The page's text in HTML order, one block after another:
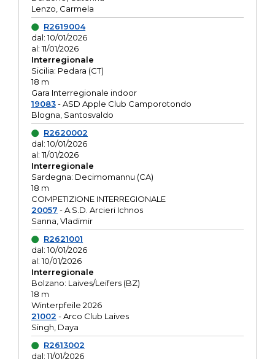
Lenzo, Carmela
R2619004
dal: 10/01/2026
al: 11/01/2026
Interregionale
Sicilia: Pedara (CT)
18 m
Gara Interregionale indoor
19083- ASD Apple Club Camporotondo
Blogna, Santosvaldo
R2620002
dal: 10/01/2026
al: 11/01/2026
Interregionale
Sardegna: Decimomannu (CA)
18 m
COMPETIZIONE INTERREGIONALE
20057 - A.S.D. Arcieri Ichnos
Sanna, Vladimir
R2621001
dal: 10/01/2026
al: 10/01/2026
Interregionale
Bolzano: Laives/Leifers (BZ)
18 m
Winterpfeile 2026
21002 - Arco Club Laives
Singh, Daya
R2613002
dal: 11/01/2026